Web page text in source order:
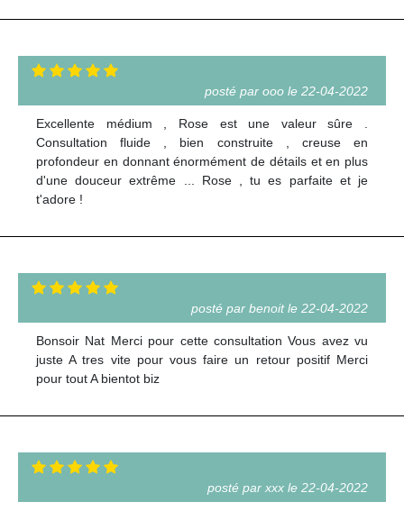
posté par ooo le 22-04-2022
Excellente médium , Rose est une valeur sûre .
Consultation fluide , bien construite , creuse en
profondeur en donnant énormément de détails et en plus
d'une douceur extrême ... Rose , tu es parfaite et je
t'adore !
posté par benoit le 22-04-2022
Bonsoir Nat Merci pour cette consultation Vous avez vu
juste A tres vite pour vous faire un retour positif Merci
pour tout A bientot biz
posté par xxx le 22-04-2022